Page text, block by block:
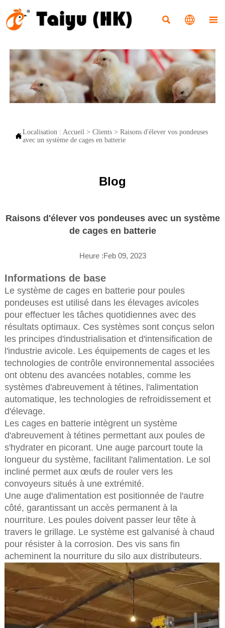
  
Localisation : Accueil > Clients> Raisons d'élever vos pondeuses
avec un système de cages en batterie
Blog
Raisons d'élever vos pondeuses avec un système
de cages en batterie
Heure :Feb 09, 2023
Informations de base
Le système de cages en batterie pour poules
pondeuses est utilisé dans les élevages avicoles
pour effectuer les tâches quotidiennes avec des
résultats optimaux. Ces systèmes sont conçus selon
les principes d'industrialisation et d'intensification de
l'industrie avicole. Les équipements de cages et les
technologies de contrôle environnemental associées
ont obtenu des avancées notables, comme les
systèmes d'abreuvement à tétines, l'alimentation
automatique, les technologies de refroidissement et
d'élevage.
Les cages en batterie intègrent un système
d'abreuvement à tétines permettant aux poules de
s'hydrater en picorant. Une auge parcourt toute la
longueur du système, facilitant l'alimentation. Le sol
incliné permet aux œufs de rouler vers les
convoyeurs situés à une extrémité.
Une auge d'alimentation est positionnée de l'autre
côté, garantissant un accès permanent à la
nourriture. Les poules doivent passer leur tête à
travers le grillage. Le système est galvanisé à chaud
pour résister à la corrosion. Des vis sans fin
acheminent la nourriture du silo aux distributeurs.